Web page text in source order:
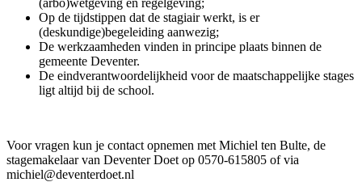
Op de tijdstippen dat de stagiair werkt, is er
(deskundige)begeleiding aanwezig;
De werkzaamheden vinden in principe plaats binnen de
gemeente Deventer.
De eindverantwoordelijkheid voor de maatschappelijke stages
ligt altijd bij de school.
Voor vragen kun je contact opnemen met Michiel ten Bulte, de
stagemakelaar van Deventer Doet op 0570-615805 of via
michiel@deventerdoet.nl